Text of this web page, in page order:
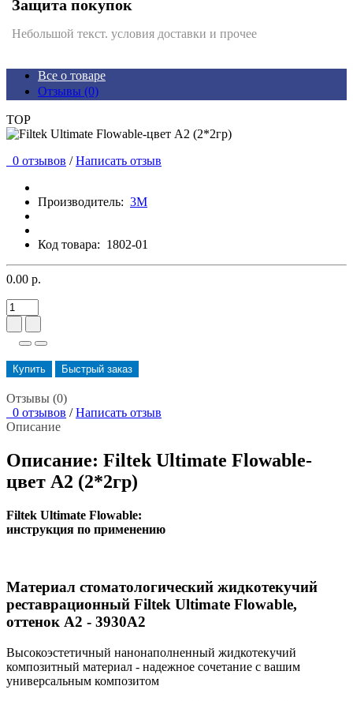
Защита покупок
Небольшой текст. условия доставки и прочее
Все о товаре
Отзывы (0)
TOP
0 отзывов / Написать отзыв
Производитель: 3М
Код товара: 1802-01
0.00 р.
Купить Быстрый заказ
Отзывы (0)
0 отзывов / Написать отзыв
Описание
Описание: Filtek Ultimate Flowable-
цвет А2 (2*2гр)
Filtek Ultimate Flowable:
инструкция по применению
Материал стоматологический жидкотекучий
реставрационный Filtek Ultimate Flowable,
оттенок А2 - 3930А2
Высокоэстетичный нанонаполненный жидкотекучий
композитный материал - надежное сочетание с вашим
универсальным композитом